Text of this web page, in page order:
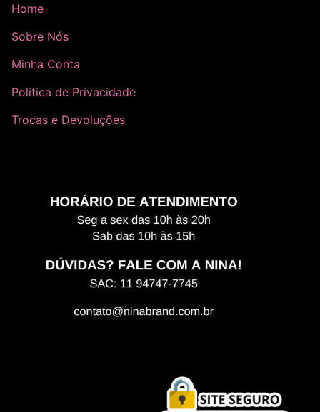
Home
Sobre Nós
Minha Conta
Política de Privacidade
Trocas e Devoluções